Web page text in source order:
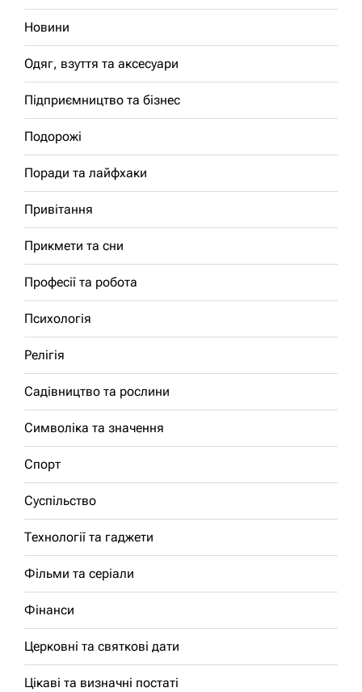
Новини
Одяг, взуття та аксесуари
Підприємництво та бізнес
Подорожі
Поради та лайфхаки
Привітання
Прикмети та сни
Професії та робота
Психологія
Релігія
Садівництво та рослини
Символіка та значення
Спорт
Суспільство
Технології та гаджети
Фільми та серіали
Фінанси
Церковні та святкові дати
Цікаві та визначні постаті